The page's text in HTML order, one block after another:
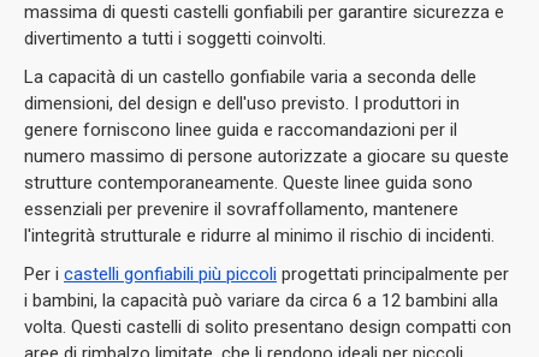
massima di questi castelli gonfiabili per garantire sicurezza e
divertimento a tutti i soggetti coinvolti.
La capacità di un castello gonfiabile varia a seconda delle
dimensioni, del design e dell'uso previsto. I produttori in
genere forniscono linee guida e raccomandazioni per il
numero massimo di persone autorizzate a giocare su queste
strutture contemporaneamente. Queste linee guida sono
essenziali per prevenire il sovraffollamento, mantenere
l'integrità strutturale e ridurre al minimo il rischio di incidenti.
Per i castelli gonfiabili più piccoli progettati principalmente per
i bambini, la capacità può variare da circa 6 a 12 bambini alla
volta. Questi castelli di solito presentano design compatti con